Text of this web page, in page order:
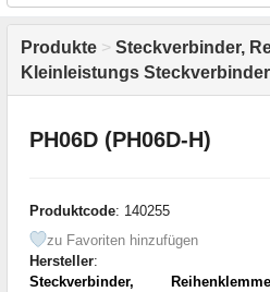
Produkte > Steckverbinder,
Kleinleistungs Steckverbinder
PH06D (PH06D-H)
Produktcode: 140255
zu Favoriten hinzufügen
Hersteller:
Steckverbinder,